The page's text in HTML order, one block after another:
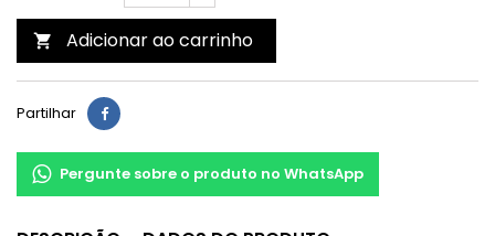
 Adicionar ao carrinho
Partilhar
Pergunte sobre o produto no WhatsApp